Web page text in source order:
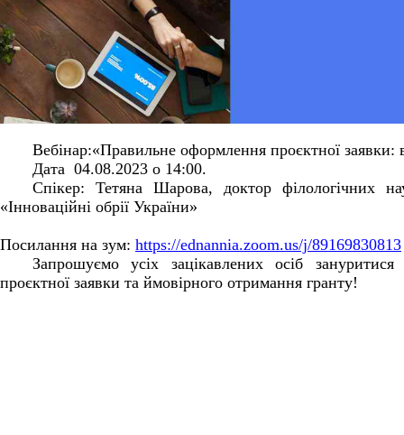
Вебінар:«Правильне оформлення проєктної заявки:
Дата 04.08.2023 о 14:00.
Спікер: Тетяна Шарова, доктор філологічних
«Інноваційні обрії України»
Посилання на зум: https://ednannia.zoom.us/j/89169830813
Запрошуємо усіх зацікавлених осіб
проєктної заявки та ймовірного отримання гранту!